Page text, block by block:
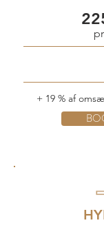
+ 19 % af